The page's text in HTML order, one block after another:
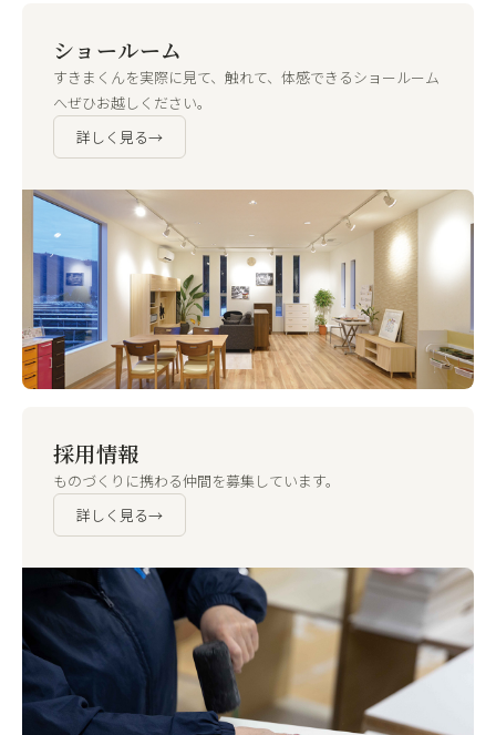
ショールーム
すきまくんを実際に見て、触れて、体感できるショールーム
へぜひお越しください。
詳しく見る→
採用情報
ものづくりに携わる仲間を募集しています。
詳しく見る→